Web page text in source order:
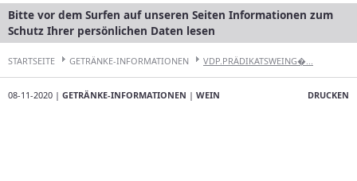
Bitte vor dem Surfen auf unseren Seiten Informationen zum
Schutz Ihrer persönlichen Daten lesen
STARTSEITE GETRÄNKE-INFORMATIONEN VDP.PRÄDIKATSWEING�...
DRUCKEN
08-11-2020 | GETRÄNKE-INFORMATIONEN | WEIN